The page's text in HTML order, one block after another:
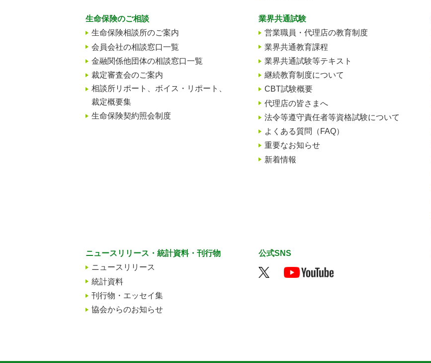
生命保険のご相談
生命保険相談所のご案内
会員会社の相談窓口一覧
金融関係他団体の相談窓口一覧
裁定審査会のご案内
相談所リポート、ボイス・リポート、
裁定概要集
生命保険契約照会制度
業界共通試験
営業職員・代理店の教育制度
業界共通教育課程
業界共通試験等テキスト
継続教育制度について
CBT試験概要
代理店の皆さまへ
法令等遵守責任者等資格試験について
よくある質問（FAQ）
重要なお知らせ
新着情報
ニュースリリース・統計資料・刊行物
ニュースリリース
統計資料
刊行物・エッセイ集
協会からのお知らせ
公式SNS